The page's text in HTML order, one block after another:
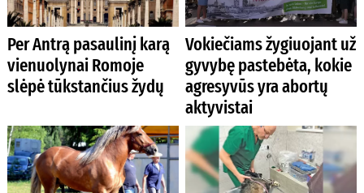
Per Antrą pasaulinį karą
vienuolynai Romoje
slėpė tūkstančius žydų
Vokiečiams žygiuojant už
gyvybę pastebėta, kokie
agresyvūs yra abortų
aktyvistai